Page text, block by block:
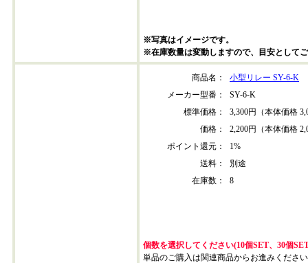
※写真はイメージです。
※在庫数量は変動しますので、目安として
商品名：
小型リレー SY-6-K
メーカー型番：
SY-6-K
標準価格：
3,300円（本体価格
価格：
2,200円（本体価格
ポイント還元：
1%
送料：
別途
在庫数：
8
個数を選択してください(10個SET、30個
単品のご購入は関連商品からお進みください